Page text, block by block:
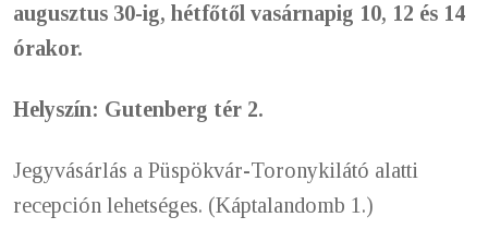
augusztus 30-ig, hétfőtől vasárnapig 10, 12 és 14
órakor.
Helyszín: Gutenberg tér 2.
Jegyvásárlás a Püspökvár-Toronykilátó alatti
recepción lehetséges. (Káptalandomb 1.)